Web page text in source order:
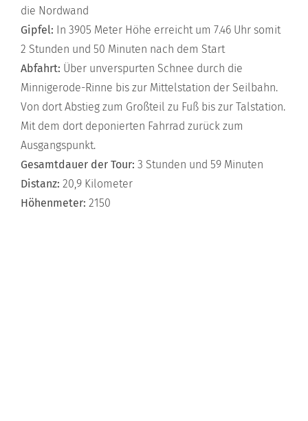
die Nordwand
Gipfel: In 3905 Meter Höhe erreicht um 7.46 Uhr somit
2 Stunden und 50 Minuten nach dem Start
Abfahrt: Über unverspurten Schnee durch die
Minnigerode-Rinne bis zur Mittelstation der Seilbahn.
Von dort Abstieg zum Großteil zu Fuß bis zur Talstation.
Mit dem dort deponierten Fahrrad zurück zum
Ausgangspunkt.
Gesamtdauer der Tour: 3 Stunden und 59 Minuten
Distanz: 20,9 Kilometer
Höhenmeter: 2150